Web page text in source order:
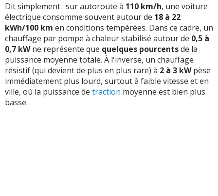
Dit simplement : sur autoroute à 110 km/h, une voiture
électrique consomme souvent autour de 18 à 22
kWh/100 km en conditions tempérées. Dans ce cadre, un
chauffage par pompe à chaleur stabilisé autour de 0,5 à
0,7 kWne représente que quelques pourcentsde la
puissance moyenne totale. À l'inverse, un chauffage
résistif (qui devient de plus en plus rare) à 2 à 3 kWpèse
immédiatement plus lourd, surtout à faible vitesse et en
ville, où la puissance de traction moyenne est bien plus
basse.